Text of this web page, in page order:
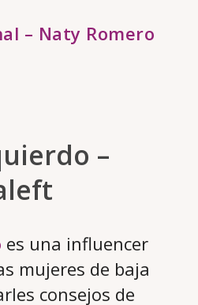
– Naty Romero
–
es una influencer
mujeres de baja
consejos de